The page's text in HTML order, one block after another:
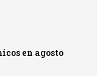
en agosto